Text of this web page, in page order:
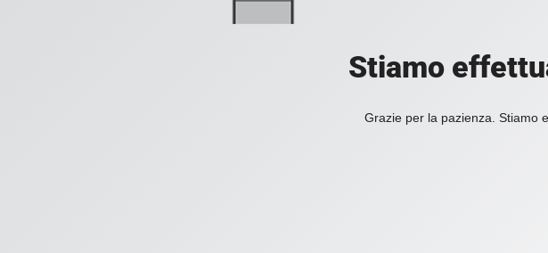
Stiamo
Grazie per la pazienza. Stiamo